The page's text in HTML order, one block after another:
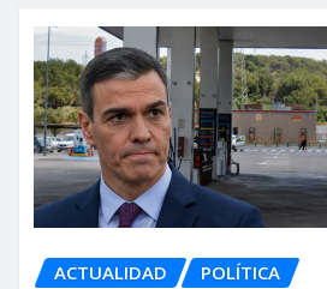
ACTUALIDAD POLÍTICA